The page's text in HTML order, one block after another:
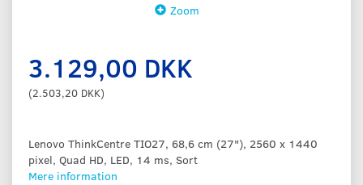
Zoom
3.129,00 DKK
(2.503,20 DKK)
Lenovo ThinkCentre TIO27, 68,6 cm (27"), 2560 x 1440
pixel, Quad HD, LED, 14 ms, Sort
Mere information